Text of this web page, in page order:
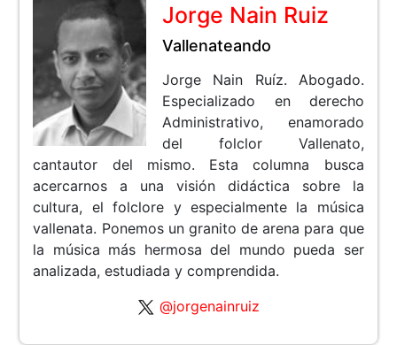
Jorge Nain Ruiz
Vallenateando
Jorge Nain Ruíz. Abogado.
Especializado en derecho
Administrativo, enamorado
del folclor Vallenato,
cantautor del mismo. Esta columna busca
acercarnos a una visión didáctica sobre la
cultura, el folclore y especialmente la música
vallenata. Ponemos un granito de arena para que
la música más hermosa del mundo pueda ser
analizada, estudiada y comprendida.
@jorgenainruiz